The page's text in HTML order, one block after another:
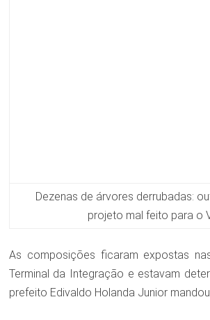
Dezenas de árvores derrubadas:
projeto mal feito para o
As composições ficaram expostas
Terminal da Integração e estavam
prefeito Edivaldo Holanda Junior